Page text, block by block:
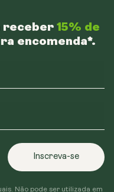
receber 15% de
encomenda*.
Inscreva-se
Não pode ser utilizada em